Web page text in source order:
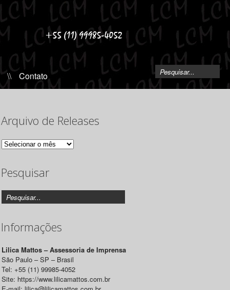
\\ Contato
Arquivo de Releases
Arquivo
Pesquisar
Informações
Lilica Mattos – Assessoria de Imprensa
São Paulo – SP – Brasil
Tel: +55 (11) 99985-4052
Site: https://www.lilicamattos.com.br